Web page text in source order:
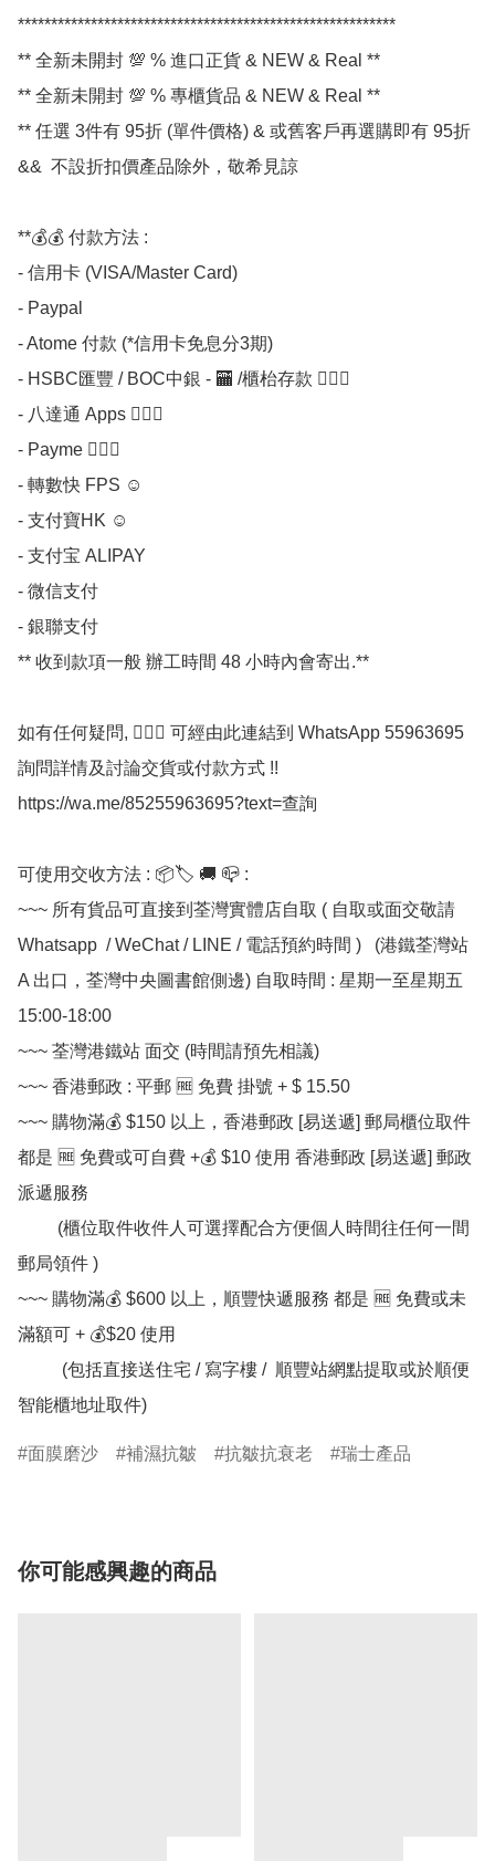
*********************************************************
** 全新未開封 💯 % 進口正貨 & NEW & Real **
** 全新未開封 💯 % 專櫃貨品 & NEW & Real **
** 任選 3件有 95折 (單件價格) & 或舊客戶再選購即有 95折
&&  不設折扣價產品除外，敬希見諒
**💰💰 付款方法 :
- 信用卡 (VISA/Master Card)
- Paypal
- Atome 付款 (*信用卡免息分3期)
- HSBC匯豐 / BOC中銀 - 🏧 /櫃枱存款 💁🏼‍♀
- 八達通 Apps 💁🏼‍♀
- Payme 💁🏼‍♀
- 轉數快 FPS ☺
- 支付寶HK ☺
- 支付宝 ALIPAY
- 微信支付
- 銀聯支付
** 收到款項一般 辦工時間 48 小時內會寄出.**
如有任何疑問, 💁🏼‍♀ 可經由此連結到 WhatsApp 55963695
詢問詳情及討論交貨或付款方式 !!
https://wa.me/85255963695?text=查詢
可使用交收方法 : 📦🏷 🚚 📪 :
~~~ 所有貨品可直接到荃灣實體店自取 ( 自取或面交敬請
Whatsapp  / WeChat / LINE / 電話預約時間 )   (港鐵荃灣站
A 出口，荃灣中央圖書館側邊) 自取時間 : 星期一至星期五
15:00-18:00
~~~ 荃灣港鐵站 面交 (時間請預先相議)
~~~ 香港郵政 : 平郵 🆓 免費 掛號 + $ 15.50
~~~ 購物滿💰 $150 以上，香港郵政 [易送遞] 郵局櫃位取件
都是 🆓 免費或可自費 +💰 $10 使用 香港郵政 [易送遞] 郵政
派遞服務
郵局領件 )
~~~ 購物滿💰 $600 以上，順豐快遞服務 都是 🆓 免費或未
滿額可 + 💰$20 使用
智能櫃地址取件)
面膜磨沙 補濕抗皺 抗皺抗衰老 瑞士產品
你可能感興趣的商品